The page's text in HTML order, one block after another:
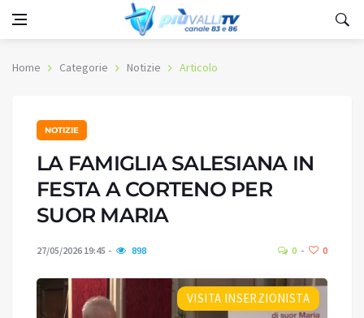
Home Categorie Notizie Articolo
NOTIZIE
LA FAMIGLIA SALESIANA IN
FESTA A CORTENO PER
SUOR MARIA
27/05/2026 19:45 898 0 0
VISITA INSERZIONISTA